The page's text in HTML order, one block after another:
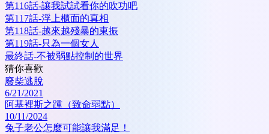
第116話-讓我試試看你的吹功吧
第117話-浮上櫃面的真相
第118話-越來越殘暴的東振
第119話-只為一個女人
最終話-不被弱點控制的世界
猜你喜歡
廢柴逃脫
6/21/2021
阿基裡斯之踵（致命弱點）
10/11/2024
兔子老公怎麼可能讓我滿足！